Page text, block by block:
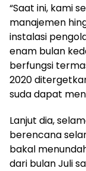
“Saat ini, kami
manajemen
instalasi
enam bulan
berfungsi
2020
suda dapat
Lanjut dia,
berencana
bakal
dari bulan Juli